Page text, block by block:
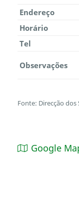
Endereço
Horário
Tel
Observações
Fonte: Direcção
Google